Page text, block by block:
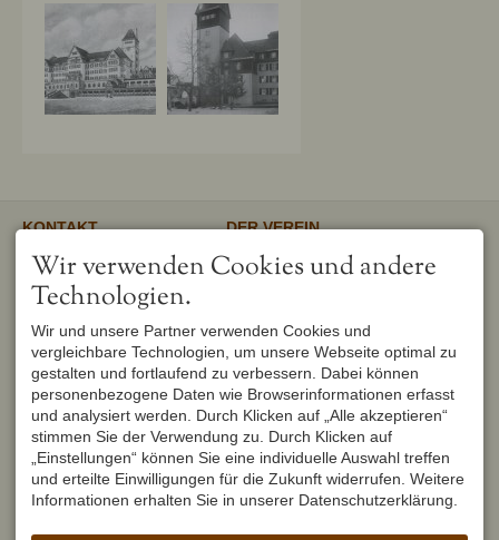
KONTAKT
Verschönerungsverein
Oberstdorf e.V.
1. Vorsitzender
Peter Titzler
87561 Oberstdorf
DEUTSCHLAND
Tel.+49 8322 6759
info@verschoenerungsverein-
oberstdorf.de
DER VEREIN
Unser gemeinnütziger Verein
unterstützt und fördert den
Brauchtum in Oberstdorf.
UNSER OBERSTDORF
Seit Februar 1982 werden die
Hefte der Reihe "Unser
Oberstdorf" zweimal im Jahr
vom Verschönerungsverein
WEITERFÜHRENDE LINKS
Urlaub in Oberstdorf
Markt Oberstdorf
Heimatmuseum Oberstdorf
Oberstdorf Lexikon
Wir verwenden Cookies und andere
Technologien.
Wir und unsere Partner verwenden Cookies und
vergleichbare Technologien, um unsere Webseite optimal zu
gestalten und fortlaufend zu verbessern. Dabei können
personenbezogene Daten wie Browserinformationen erfasst
und analysiert werden. Durch Klicken auf „Alle akzeptieren“
stimmen Sie der Verwendung zu. Durch Klicken auf
„Einstellungen“ können Sie eine individuelle Auswahl treffen
und erteilte Einwilligungen für die Zukunft widerrufen. Weitere
Informationen erhalten Sie in unserer Datenschutzerklärung.